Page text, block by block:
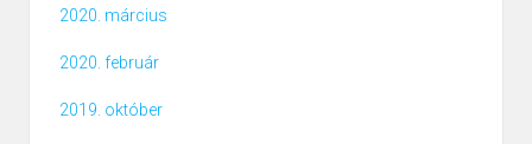
2020. március
2020. február
2019. október